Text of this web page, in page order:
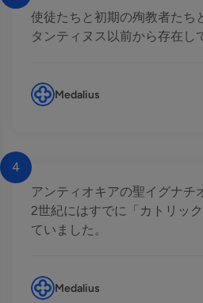
使徒たちと初期の殉教者たち
タンティヌス以前から存在し
Medalius
4
アンティオキアの聖イグナチ
2世紀にはすでに「カトリッ
ていました。
Medalius